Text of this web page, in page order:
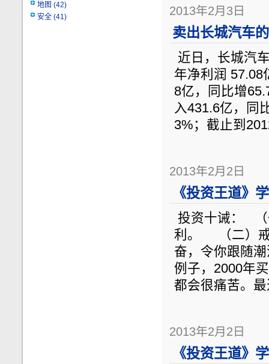
地图 (42)
安全 (41) 2013年2月3日
卖出长城汽车
近日，长城汽
年净利润 57.08
8亿，同比增
入431.6亿，同
3%；截止到
2013年2月2日
《投资王道》
投资十诫： （
利。 （二）戒
奋，令你跟随
例子，2000年
都会很痛苦。
2013年2月2日
《投资王道》